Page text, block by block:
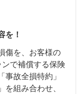
を！
傷を、お客様の
で補償する保険
故全損特約」
組み合わせ、